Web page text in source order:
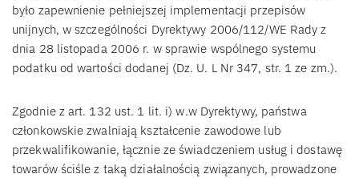
było zapewnienie pełniejszej implementacji przepisów
unijnych, w szczególności Dyrektywy 2006/112/WE Rady z
dnia 28 listopada 2006 r. w sprawie wspólnego systemu
podatku od wartości dodanej (Dz. U. L Nr 347, str. 1 ze zm.).
Zgodnie z art. 132 ust. 1 lit. i) w.w Dyrektywy, państwa
członkowskie zwalniają kształcenie zawodowe lub
przekwalifikowanie, łącznie ze świadczeniem usług i dostawę
towarów ściśle z taką działalnością związanych, prowadzone